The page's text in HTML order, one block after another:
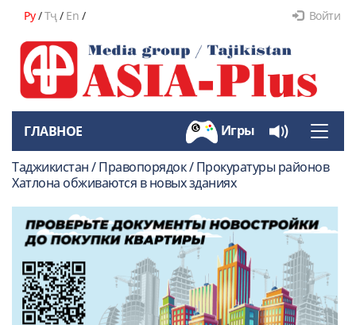
Ру/Тҷ/ En / Войти
Toggle
ГЛАВНОЕ Игры
Таджикистан / Правопорядок / Прокуратуры районов
Хатлона обживаются в новых зданиях